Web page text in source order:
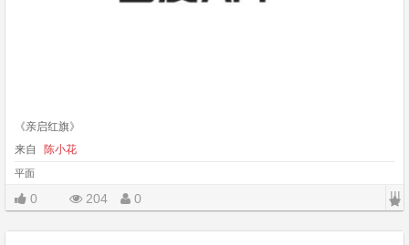
《亲启红旗》
来自
陈小花
平面
0 204 0 |||